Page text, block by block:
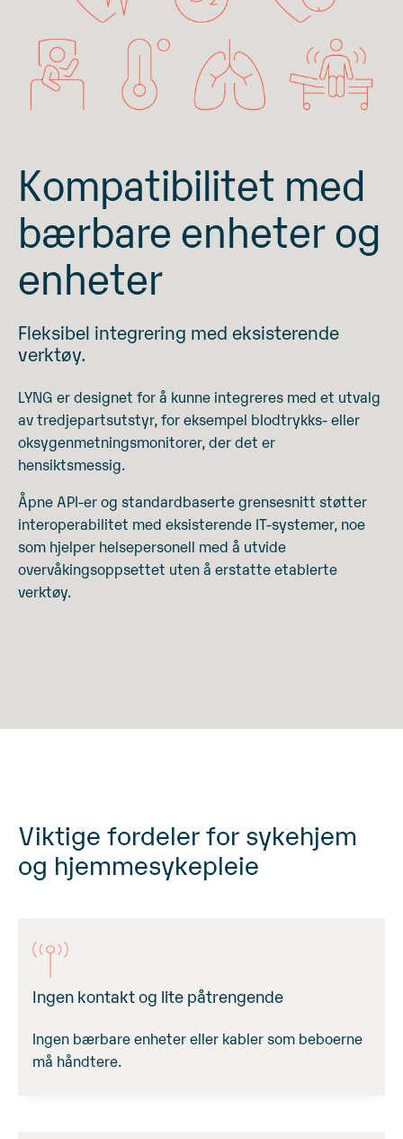
Kompatibilitet med
bærbare enheter og
enheter
Fleksibel integrering med eksisterende
verktøy.
LYNG er designet for å kunne integreres med et utvalg
av tredjepartsutstyr, for eksempel blodtrykks- eller
oksygenmetningsmonitorer, der det er
hensiktsmessig.
Åpne API-er og standardbaserte grensesnitt støtter
interoperabilitet med eksisterende IT-systemer, noe
som hjelper helsepersonell med å utvide
overvåkingsoppsettet uten å erstatte etablerte
verktøy.
Viktige fordeler for sykehjem
og hjemmesykepleie
Ingen kontakt og lite påtrengende
Ingen bærbare enheter eller kabler som beboerne
må håndtere.